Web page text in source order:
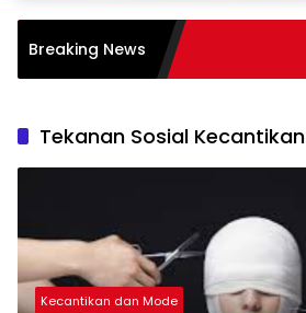
Breaking News
Tekanan Sosial Kecantikan
Kecantikan dan Mode